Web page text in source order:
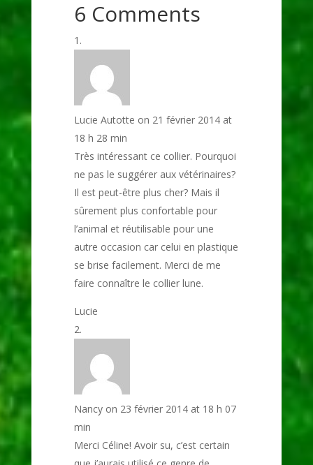
6 Comments
Lucie Autotte on 21 février 2014 at
18 h 28 min
Très intéressant ce collier. Pourquoi
ne pas le suggérer aux vétérinaires?
Il est peut-être plus cher? Mais il
sûrement plus confortable pour
l’animal et réutilisable pour une
autre occasion car celui en plastique
se brise facilement. Merci de me
faire connaître le collier lune.
Lucie
Nancy on 23 février 2014 at 18 h 07
min
Merci Céline! Avoir su, c’est certain